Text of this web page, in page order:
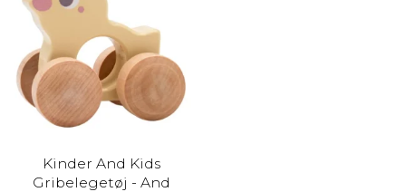
Kinder And Kids
Gribelegetøj - And